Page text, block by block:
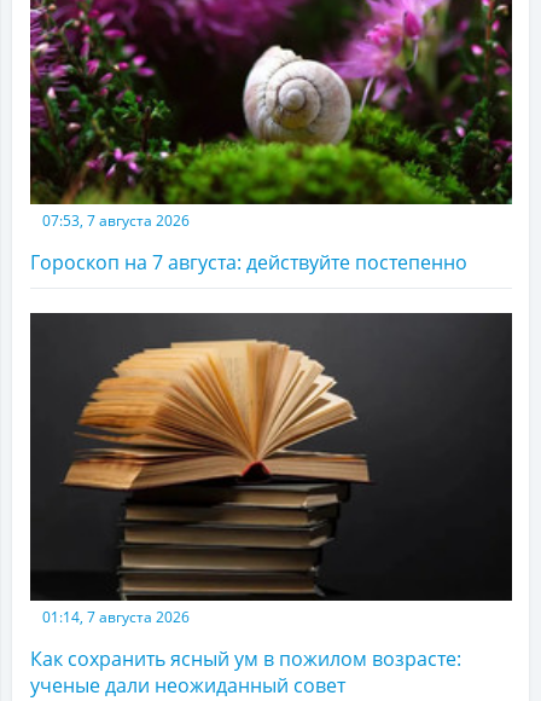
07:53, 7 августа 2026
Гороскоп на 7 августа: действуйте постепенно
01:14, 7 августа 2026
Как сохранить ясный ум в пожилом возрасте:
ученые дали неожиданный совет